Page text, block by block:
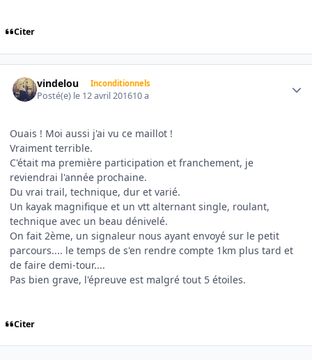
Citer
vindelou Inconditionnels
Posté(e) le 12 avril 201610 a
Ouais ! Moi aussi j'ai vu ce maillot !
Vraiment terrible.
C'était ma première participation et franchement, je
reviendrai l'année prochaine.
Du vrai trail, technique, dur et varié.
Un kayak magnifique et un vtt alternant single, roulant,
technique avec un beau dénivelé.
On fait 2ème, un signaleur nous ayant envoyé sur le petit
parcours.... le temps de s'en rendre compte 1km plus tard et
de faire demi-tour....
Pas bien grave, l'épreuve est malgré tout 5 étoiles.
Citer